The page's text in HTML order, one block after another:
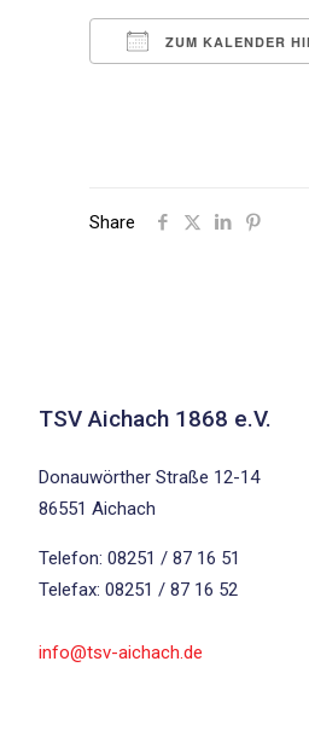
ZUM KALENDER
Share
TSV Aichach 1868 e.V.
Donauwörther Straße 12-14
86551 Aichach
Telefon: 08251 / 87 16 51
Telefax: 08251 / 87 16 52
info@tsv-aichach.de